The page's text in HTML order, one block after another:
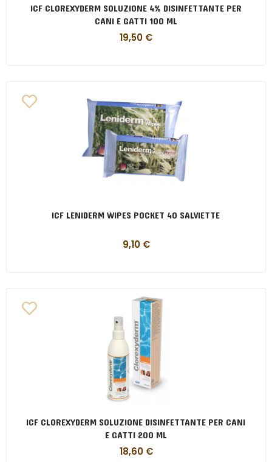
ICF CLOREXYDERM SOLUZIONE 4% DISINFETTANTE PER
CANI E GATTI 100 ML
19,50 €
ICF LENIDERM WIPES POCKET 40 SALVIETTE
9,10 €
ICF CLOREXYDERM SOLUZIONE DISINFETTANTE PER CANI
E GATTI 200 ML
18,60 €